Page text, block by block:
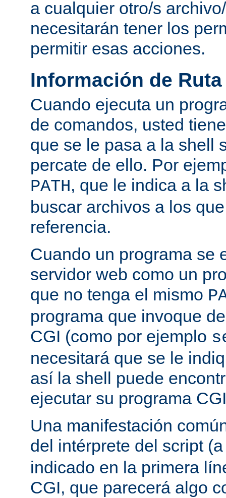
a cualquier otro/s
necesitarán tener los
permitir esas acciones.
Información de
Cuando ejecuta un
de comandos, usted
que se le pasa a la shell
percate de ello. Por
PATH, que le indica a la
buscar archivos a los
referencia.
Cuando un programa se
servidor web como un
que no tenga el mismo
programa que invoque
CGI (como por ejemplo
necesitará que se le
así la shell puede
ejecutar su programa
Una manifestación
del intérprete del script
indicado en la primera
CGI, que parecerá algo